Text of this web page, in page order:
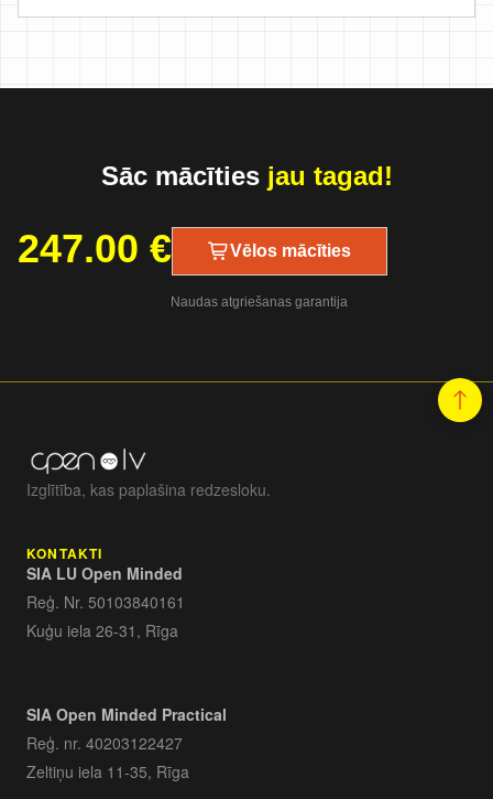
Sāc mācīties jau tagad!
247.00 € Vēlos mācīties
Naudas atgriešanas garantija
Izglītība, kas paplašina redzesloku.
KONTAKTI
SIA LU Open Minded
Reģ. Nr. 50103840161
Kuģu iela 26-31, Rīga
SIA Open Minded Practical
Reģ. nr. 40203122427
Zeltiņu iela 11-35, Rīga